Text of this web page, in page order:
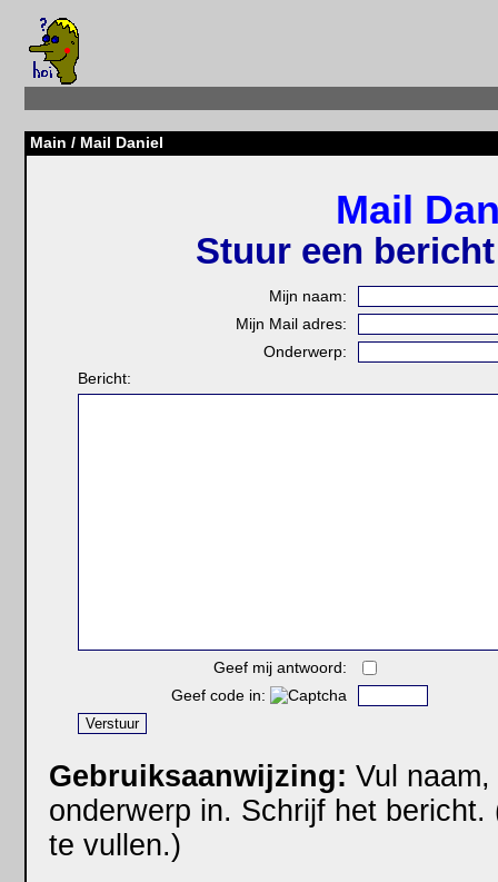
Main / Mail Daniel
Mail
Stuur een
Mijn naam:
Mijn Mail adres:
Onderwerp:
Bericht:
Geef mij antwoord:
Geef code in:
Gebruiksaanwijzing: Vul
onderwerp in. Schrijf het
te vullen.)